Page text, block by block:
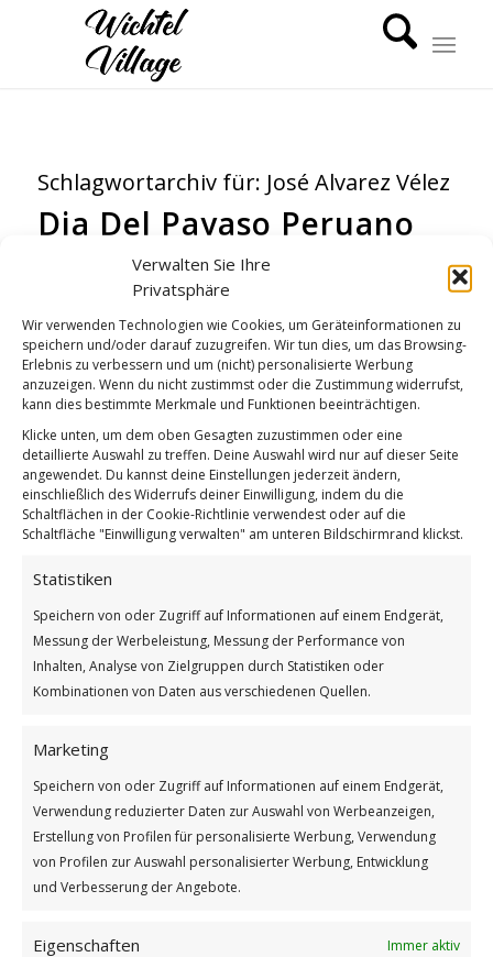
Verwalten Sie Ihre
Privatsphäre
Wir verwenden Technologien wie Cookies, um Geräteinformationen zu
speichern und/oder darauf zuzugreifen. Wir tun dies, um das Browsing-
Erlebnis zu verbessern und um (nicht) personalisierte Werbung
anzuzeigen. Wenn du nicht zustimmst oder die Zustimmung widerrufst,
kann dies bestimmte Merkmale und Funktionen beeinträchtigen.
Klicke unten, um dem oben Gesagten zuzustimmen oder eine
detaillierte Auswahl zu treffen. Deine Auswahl wird nur auf dieser Seite
angewendet. Du kannst deine Einstellungen jederzeit ändern,
einschließlich des Widerrufs deiner Einwilligung, indem du die
Schaltflächen in der Cookie-Richtlinie verwendest oder auf die
Schaltfläche "Einwilligung verwalten" am unteren Bildschirmrand klickst.
Statistiken
Speichern von oder Zugriff auf Informationen auf einem Endgerät,
Messung der Werbeleistung, Messung der Performance von
Inhalten, Analyse von Zielgruppen durch Statistiken oder
Kombinationen von Daten aus verschiedenen Quellen.
Marketing
Speichern von oder Zugriff auf Informationen auf einem Endgerät,
Verwendung reduzierter Daten zur Auswahl von Werbeanzeigen,
Erstellung von Profilen für personalisierte Werbung, Verwendung
von Profilen zur Auswahl personalisierter Werbung, Entwicklung
und Verbesserung der Angebote.
Eigenschaften
Immer aktiv
Schlagwortarchiv für: José Alvarez Vélez
Dia Del Payaso Peruano
Dia Del Payaso Peruano
Weiterlesen
Wie findest du diesen Beitrag?
25. MAI 2026 / 0 KOMMENTARE / VONBETTINA